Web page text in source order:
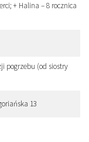
+ Halina – 8 rocznica
pogrzebu (od siostry
13